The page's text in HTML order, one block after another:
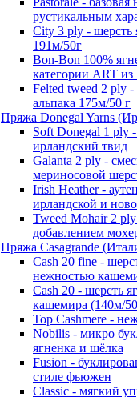
рустикальным
City 3 ply - шерсть
191м/50г
Bon-Bon 100%
категории ART
Felted tweed 2 ply
альпака 175м/50 г
Пряжа Donegal Yarns
Soft Donegal 1 ply
ирландский твид
Galanta 2 ply -
мериносовой
Irish Heather -
ирландской и
Tweed Mohair 2
добавлением
Пряжа Casagrande
Cash 20 fine -
нежностью
Cash 20 - шерсть
кашемира (140м/
Top Cashmere -
Nobilis - микро
ягненка и шёлка
Fusion -
стиле фьюжен
Classic - мягкий